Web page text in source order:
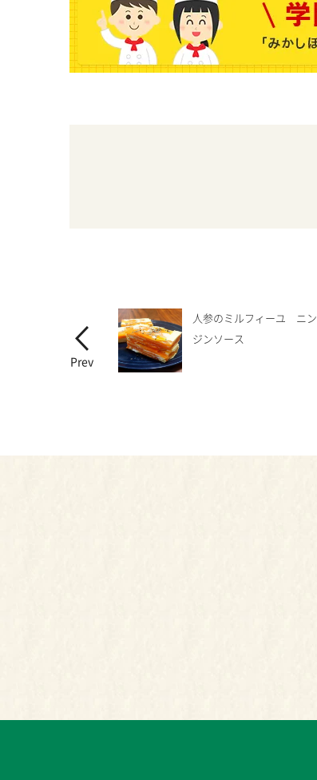
Prev
人参のミルフィーユ ニン
ジンソース